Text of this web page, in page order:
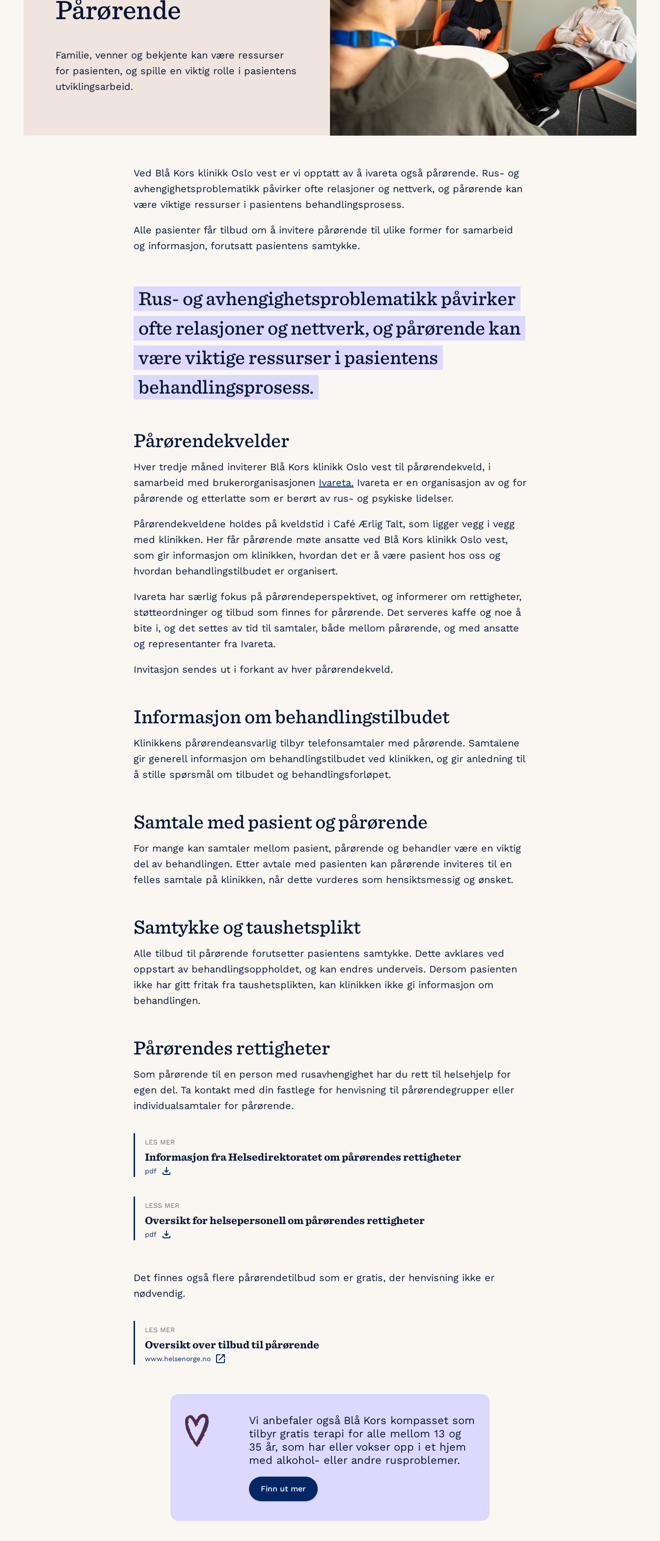
Pårørende
Familie, venner og bekjente kan være ressurser
for pasienten, og spille en viktig rolle i pasientens
utviklingsarbeid.
Ved Blå Kors klinikk Oslo vest er vi opptatt av å ivareta også pårørende. Rus- og
avhengighetsproblematikk påvirker ofte relasjoner og nettverk, og pårørende kan
være viktige ressurser i pasientens behandlingsprosess.
Alle pasienter får tilbud om å invitere pårørende til ulike former for samarbeid
og informasjon, forutsatt pasientens samtykke.
Rus- og avhengighetsproblematikk påvirker
ofte relasjoner og nettverk, og pårørende kan
være viktige ressurser i pasientens
behandlingsprosess.
Pårørendekvelder
Hver tredje måned inviterer Blå Kors klinikk Oslo vest til pårørendekveld, i
samarbeid med brukerorganisasjonen Ivareta. Ivareta er en organisasjon av og for
pårørende og etterlatte som er berørt av rus- og psykiske lidelser.
Pårørendekveldene holdes på kveldstid i Café Ærlig Talt, som ligger vegg i vegg
med klinikken. Her får pårørende møte ansatte ved Blå Kors klinikk Oslo vest,
som gir informasjon om klinikken, hvordan det er å være pasient hos oss og
hvordan behandlingstilbudet er organisert.
Ivareta har særlig fokus på pårørendeperspektivet, og informerer om rettigheter,
støtteordninger og tilbud som finnes for pårørende. Det serveres kaffe og noe å
bite i, og det settes av tid til samtaler, både mellom pårørende, og med ansatte
og representanter fra Ivareta.
Invitasjon sendes ut i forkant av hver pårørendekveld.
Informasjon om behandlingstilbudet
Klinikkens pårørendeansvarlig tilbyr telefonsamtaler med pårørende. Samtalene
gir generell informasjon om behandlingstilbudet ved klinikken, og gir anledning til
å stille spørsmål om tilbudet og behandlingsforløpet.
Samtale med pasient og pårørende
For mange kan samtaler mellom pasient, pårørende og behandler være en viktig
del av behandlingen. Etter avtale med pasienten kan pårørende inviteres til en
felles samtale på klinikken, når dette vurderes som hensiktsmessig og ønsket.
Samtykke og taushetsplikt
Alle tilbud til pårørende forutsetter pasientens samtykke. Dette avklares ved
oppstart av behandlingsoppholdet, og kan endres underveis. Dersom pasienten
ikke har gitt fritak fra taushetsplikten, kan klinikken ikke gi informasjon om
behandlingen.
Pårørendes rettigheter
Som pårørende til en person med rusavhengighet har du rett til helsehjelp for
egen del. Ta kontakt med din fastlege for henvisning til pårørendegrupper eller
individualsamtaler for pårørende.
LES MER
Informasjon fra Helsedirektoratet om pårørendes rettigheter
pdf
LESS MER
Oversikt for helsepersonell om pårørendes rettigheter
pdf
Det finnes også flere pårørendetilbud som er gratis, der henvisning ikke er
nødvendig.
LES MER
Oversikt over tilbud til pårørende
www.helsenorge.no
Vi anbefaler også Blå Kors kompasset som
tilbyr gratis terapi for alle mellom 13 og
35 år, som har eller vokser opp i et hjem
med alkohol- eller andre rusproblemer.
Finn ut mer